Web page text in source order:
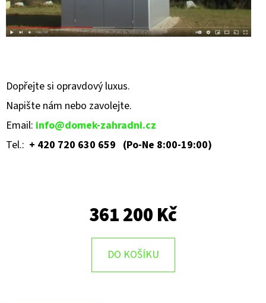
Dopřejte si opravdový luxus.
Napište nám nebo zavolejte.
Email: info@domek-zahradni.cz
Tel.: + 420 720 630 659 (Po-Ne 8:00-19:00)
361 200 Kč
DO KOŠÍKU